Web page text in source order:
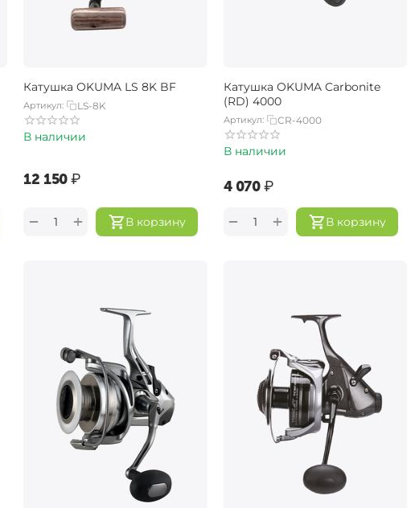
Катушка OKUMA LS 8K BF
Артикул: LS-8K
В наличии
‍12 150‍₽
В корзину
+
−
Катушка OKUMA Carbonite
(RD) 4000
Артикул: CR-4000
В наличии
‍4 070‍₽
В корзину
+
−